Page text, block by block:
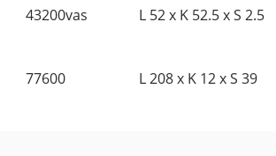
43200vas L 52 x K 52.5 x S 2.5
77600 L 208 x K 12 x S 39